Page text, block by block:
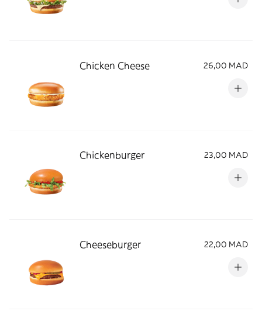
Chicken Cheese 26,00 MAD
Chickenburger 23,00 MAD
Cheeseburger 22,00 MAD